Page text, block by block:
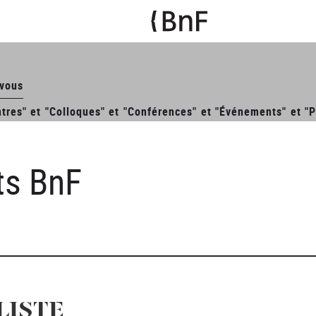
et "Colloques" et "Conférences" et "Événements" et
BnF